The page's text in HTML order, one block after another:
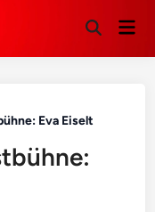
Suche
Eva Eiselt